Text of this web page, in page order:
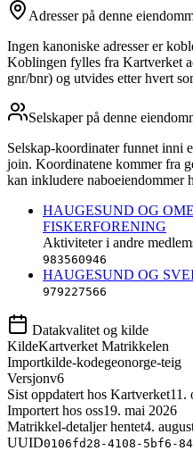
Adresser på denne
Ingen kanoniske adresser er
Koblingen fylles fra Kartverket
gnr/bnr) og utvides etter hvert
Selskaper på denne
Selskap-koordinater funnet inni
join. Koordinatene kommer fra
kan inkludere naboeiendommer
HAUGESUND OG
FISKERFORENING
Aktiviteter i andre
983560946
HAUGESUND OG
979227566
Datakvalitet og kilde
KildeKartverket Matrikkelen
Importkilde-kodegeonorge-teig
Versjonv6
Sist oppdatert hos Kartverket11.
Importert hos oss19. mai 2026
Matrikkel-detaljer hentet4.
UUID0106fd28-4108-5bf6-